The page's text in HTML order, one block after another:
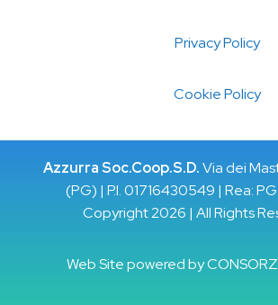
Privacy Policy
Cookie Policy
Azzurra Soc.Coop.S.D.Via dei
(PG) | P.I. 01716430549 | Rea:
Copyright 2026 | All Rights
Web Site powered by